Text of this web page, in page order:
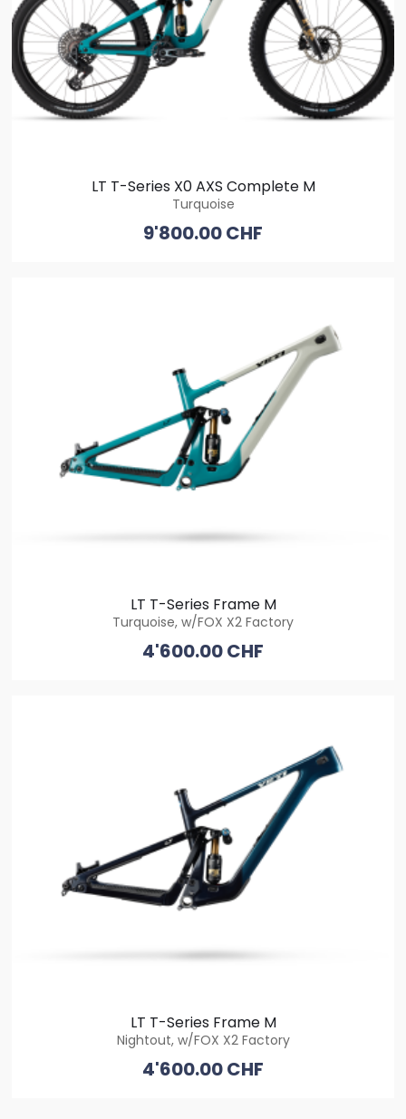
LT T-Series X0 AXS Complete M
Turquoise
9'800.00 CHF
LT T-Series Frame M
Turquoise, w/FOX X2 Factory
4'600.00 CHF
LT T-Series Frame M
Nightout, w/FOX X2 Factory
4'600.00 CHF